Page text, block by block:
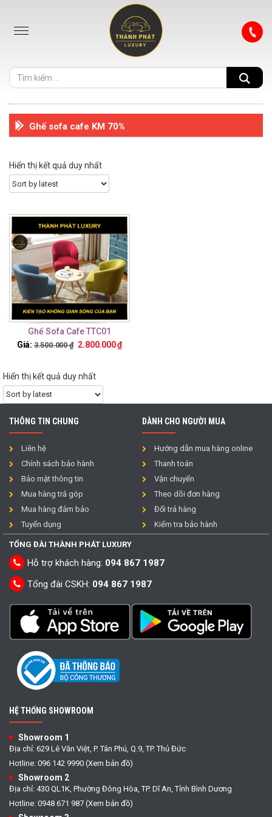
Ghế sofa cafe KM 70%
Hiển thị kết quả duy nhất
Ghế Sofa Cafe TTC01
Giá: 3.500.000₫ 2.800.000₫
Hiển thị kết quả duy nhất
THÔNG TIN CHUNG
Liên hệ
Chính sách bảo hành
Bảo mật thông tin
Mua hàng trả góp
Mua hàng đảm bảo
Tuyển dụng
DÀNH CHO NGƯỜI MUA
Hướng dẫn mua hàng online
Thanh toán
Vận chuyển
Theo dõi đơn hàng
Đổi trả hàng
Kiểm tra bảo hành
TỔNG ĐÀI THÀNH PHÁT LUXURY
Hỗ trợ khách hàng: 094 867 1987
Tổng đài CSKH: 094 867 1987
HỆ THỐNG SHOWROOM
Showroom 1
Địa chỉ: 629 Lê Văn Việt, P. Tân Phú, Q.9, TP. Thủ Đức
Hotline: 096 142 9990 (Xem bản đồ)
Showroom 2
Địa chỉ: 430 QL1K, Phường Đông Hòa, TP. Dĩ An, Tỉnh Bình Dương
Hotline: 0948 671 987 (Xem bản đồ)